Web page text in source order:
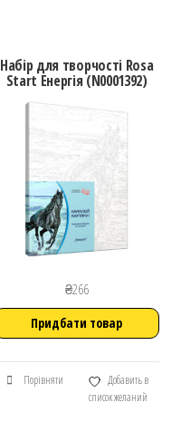
Набір для творчості Rosa
Start Енергія (N0001392)
₴266
Придбати товар
Порівняти
Добавить в
список желаний